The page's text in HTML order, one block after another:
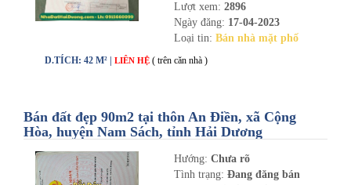
Lượt xem: 2896
Ngày đăng: 17-04-2023
Loại tin: Bán nhà mặt phố
D.TÍCH: 42 M² | LIÊN HỆ ( trên căn nhà )
Bán đất đẹp 90m2 tại thôn An Điền, xã Cộng
Hòa, huyện Nam Sách, tỉnh Hải Dương
Hướng: Chưa rõ
Tình trạng: Đang đăng bán